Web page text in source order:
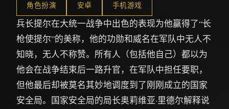
角色扮演 安卓 手机游戏
兵长提尔在大统一战争中出色的表现为他赢得了“长
枪使提尔”的美称，他的功勋和威名在军队中无人不
知晓，无人不称赞。所有人（包括他自己）都以为
他会在战争结束后一路升官，在军队中担任要职，
但他最后却被莫名其妙地调度到了刚刚成立的国家
安全局。国家安全局的局长奥莉维亚·里德尔解释说